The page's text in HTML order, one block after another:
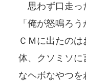
思わず口走っ
「俺が怒鳴ろ
ＣＭに出たの
体、クソミソに
なヘボなやつ